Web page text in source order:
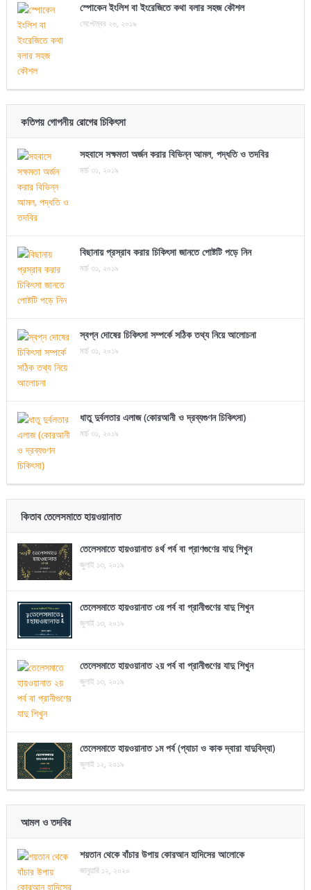
স্পোকেন ইংলিশ বা ইংরেজিতে কথা বলার সহজ কৌশল
সেপ্টেম্বর ২৬, ২০১৯
কতিপয় গোপনীয় রোগের চিকিৎসা
সহবাসে সক্ষমতা অর্জন করার বিভিন্ন আমল, পদ্ধতি ও তদবির
মার্চ ৩১, ২০১৯
বিছানায় প্রস্রাব করার চিকিৎসা জানতে পোষ্টটি পড়ে নিন
মার্চ ৩১, ২০১৯
স্বপ্ন দোষের চিকিৎসা সম্পর্কে সঠিক তথ্য নিয়ে আলোচনা
মার্চ ৩১, ২০১৯
ধাতু দুর্বলতার এলাজ (কোরআনী ও দ্রব্যগুণন চিকিৎসা)
মার্চ ৩১, ২০১৯
কিতাব তেলেসমাতে হায়ওয়ানাত
তেলেসমাতে হায়ওয়ানাত ৪র্থ পর্ব বা প্রাণগুণের যাদু শিখুন
জুলাই ১৩, ২০১৯
তেলেসমাতে হায়ওয়ানাত ৩য় পর্ব বা প্রানীগুণের যাদু শিখুন
জুলাই ১৩, ২০১৯
তেলেসমাতে হায়ওয়ানাত ২য় পর্ব বা প্রানীগুণের যাদু শিখুন
জুলাই ১৩, ২০১৯
তেলেসমাতে হায়ওয়ানাত ১ম পর্ব (প্যাচা ও কাক দ্বারা যাদুবিদ্যা)
জুলাই ১২, ২০১৯
আমল ও তদবির
শয়তান থেকে বাঁচার উপায় কোরআন হাদিসের আলোকে
জানুয়ারি ১২, ২০২০